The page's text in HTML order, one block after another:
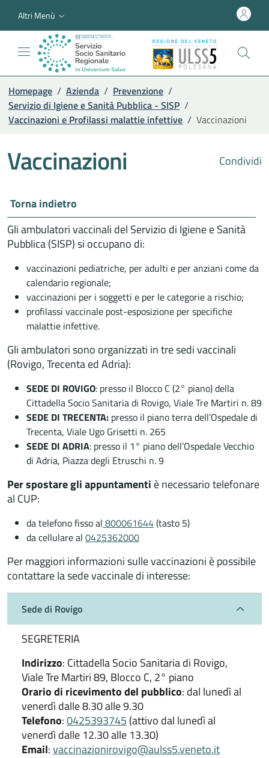
Altri Menù
Homepage / Azienda / Prevenzione /
Servizio di Igiene e Sanità Pubblica - SISP /
Vaccinazioni e Profilassi malattie infettive / Vaccinazioni
Condividi
Vaccinazioni
Torna indietro
Gli ambulatori vaccinali del Servizio di Igiene e Sanità
Pubblica (SISP) si occupano di:
vaccinazioni pediatriche, per adulti e per anziani come da
calendario regionale;
vaccinazioni per i soggetti e per le categorie a rischio;
profilassi vaccinale post-esposizione per specifiche
malattie infettive.
Gli ambulatori sono organizzati in tre sedi vaccinali
(Rovigo, Trecenta ed Adria):
SEDE DI ROVIGO: presso il Blocco C (2° piano) della
Cittadella Socio Sanitaria di Rovigo, Viale Tre Martiri n. 89
SEDE DI TRECENTA: presso il piano terra dell’Ospedale di
Trecenta, Viale Ugo Grisetti n. 265
SEDE DI ADRIA: presso il 1° piano dell’Ospedale Vecchio
di Adria, Piazza degli Etruschi n. 9
Per spostare gli appuntamenti è necessario telefonare
al CUP:
da telefono fisso al 800061644(tasto 5)
da cellulare al 0425362000
Per maggiori informazioni sulle vaccinazioni è possibile
contattare la sede vaccinale di interesse:
Sede di Rovigo
SEGRETERIA
Indirizzo: Cittadella Socio Sanitaria di Rovigo,
Viale Tre Martiri 89, Blocco C, 2° piano
Orario di ricevimento del pubblico: dal lunedì al
venerdì dalle 8.30 alle 9.30
Telefono:0425393745 (attivo dal lunedì al
venerdì dalle 12.30 alle 13.30)
Email:vaccinazionirovigo@aulss5.veneto.it